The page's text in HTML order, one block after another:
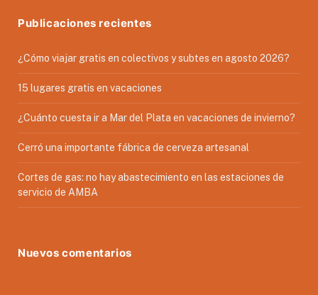
Publicaciones recientes
¿Cómo viajar gratis en colectivos y subtes en agosto 2026?
15 lugares gratis en vacaciones
¿Cuánto cuesta ir a Mar del Plata en vacaciones de invierno?
Cerró una importante fábrica de cerveza artesanal
Cortes de gas: no hay abastecimiento en las estaciones de
servicio de AMBA
Nuevos comentarios